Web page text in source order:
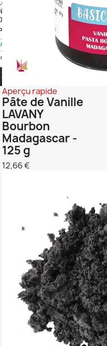
Aperçu rapide
Pâte de Vanille
LAVANY
Bourbon
Madagascar -
125 g
12,66 €